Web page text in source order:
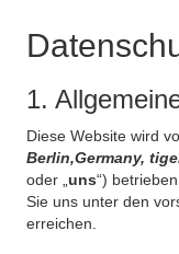
1.
Diese Website wird
Berlin,Germany,
oder „ uns“)
Sie uns unter den
erreichen.